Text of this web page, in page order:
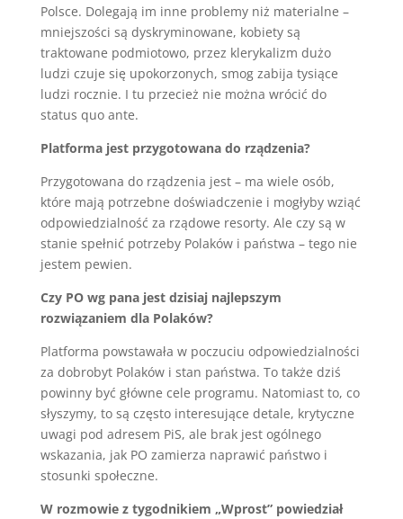
Polsce. Dolegają im inne problemy niż materialne –
mniejszości są dyskryminowane, kobiety są
traktowane podmiotowo, przez klerykalizm dużo
ludzi czuje się upokorzonych, smog zabija tysiące
ludzi rocznie. I tu przecież nie można wrócić do
status quo ante.
Platforma jest przygotowana do rządzenia?
Przygotowana do rządzenia jest – ma wiele osób,
które mają potrzebne doświadczenie i mogłyby wziąć
odpowiedzialność za rządowe resorty. Ale czy są w
stanie spełnić potrzeby Polaków i państwa – tego nie
jestem pewien.
Czy PO wg pana jest dzisiaj najlepszym
rozwiązaniem dla Polaków?
Platforma powstawała w poczuciu odpowiedzialności
za dobrobyt Polaków i stan państwa. To także dziś
powinny być główne cele programu. Natomiast to, co
słyszymy, to są często interesujące detale, krytyczne
uwagi pod adresem PiS, ale brak jest ogólnego
wskazania, jak PO zamierza naprawić państwo i
stosunki społeczne.
W rozmowie z tygodnikiem „Wprost” powiedział